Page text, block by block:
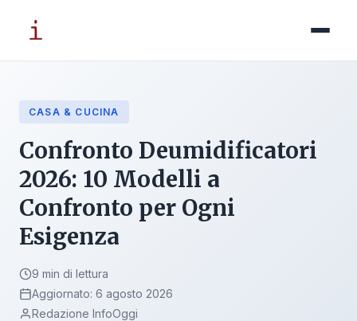
CASA & CUCINA
Confronto Deumidificatori
2026: 10 Modelli a
Confronto per Ogni
Esigenza
9 min di lettura
Aggiornato: 6 agosto 2026
Redazione InfoOggi